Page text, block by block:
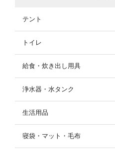
テント
トイレ
給食・炊き出し用具
浄水器・水タンク
生活用品
寝袋・マット・毛布